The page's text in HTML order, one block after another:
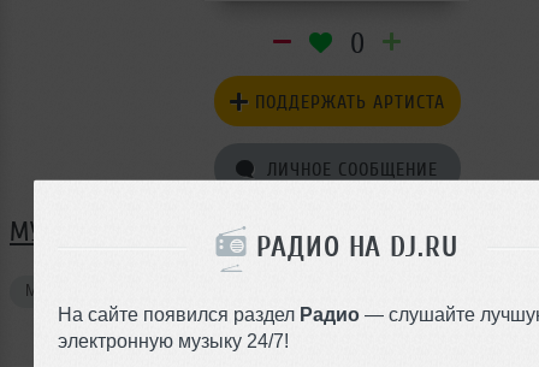
РАДИО НА DJ.RU
На сайте появился раздел Радио — слушайте
электронную музыку 24/7!
0
ПОДДЕРЖАТЬ АРТИСТА
ЛИЧНОЕ СООБЩЕНИЕ
МУЗЫКА FORBES
Миксы